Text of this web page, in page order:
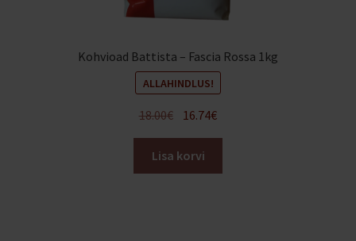
Kohvioad Battista – Fascia Rossa 1kg
ALLAHINDLUS!
18.00€ Algne
hind
oli:
18.00€.
16.74€Praegune
hind
16.74€.
Lisa korvi